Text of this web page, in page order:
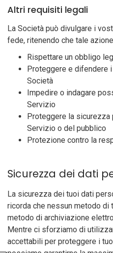
Altri requisiti legali
La Società può divulgare i
fede, ritenendo che tale
Rispettare un obbligo
Proteggere e difendere
Società
Impedire o indagare
Servizio
Proteggere la sicurezza
Servizio o del pubblico
Protezione contro la
Sicurezza dei dati
La sicurezza dei tuoi dati
ricorda che nessun metodo
metodo di archiviazione
Mentre ci sforziamo di
accettabili per proteggere i